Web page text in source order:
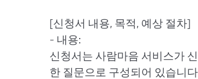
[신청서 내용, 목적, 예상 절차]
- 내용:
신청서는 사람마음 서비스가
한 질문으로 구성되어 있습니